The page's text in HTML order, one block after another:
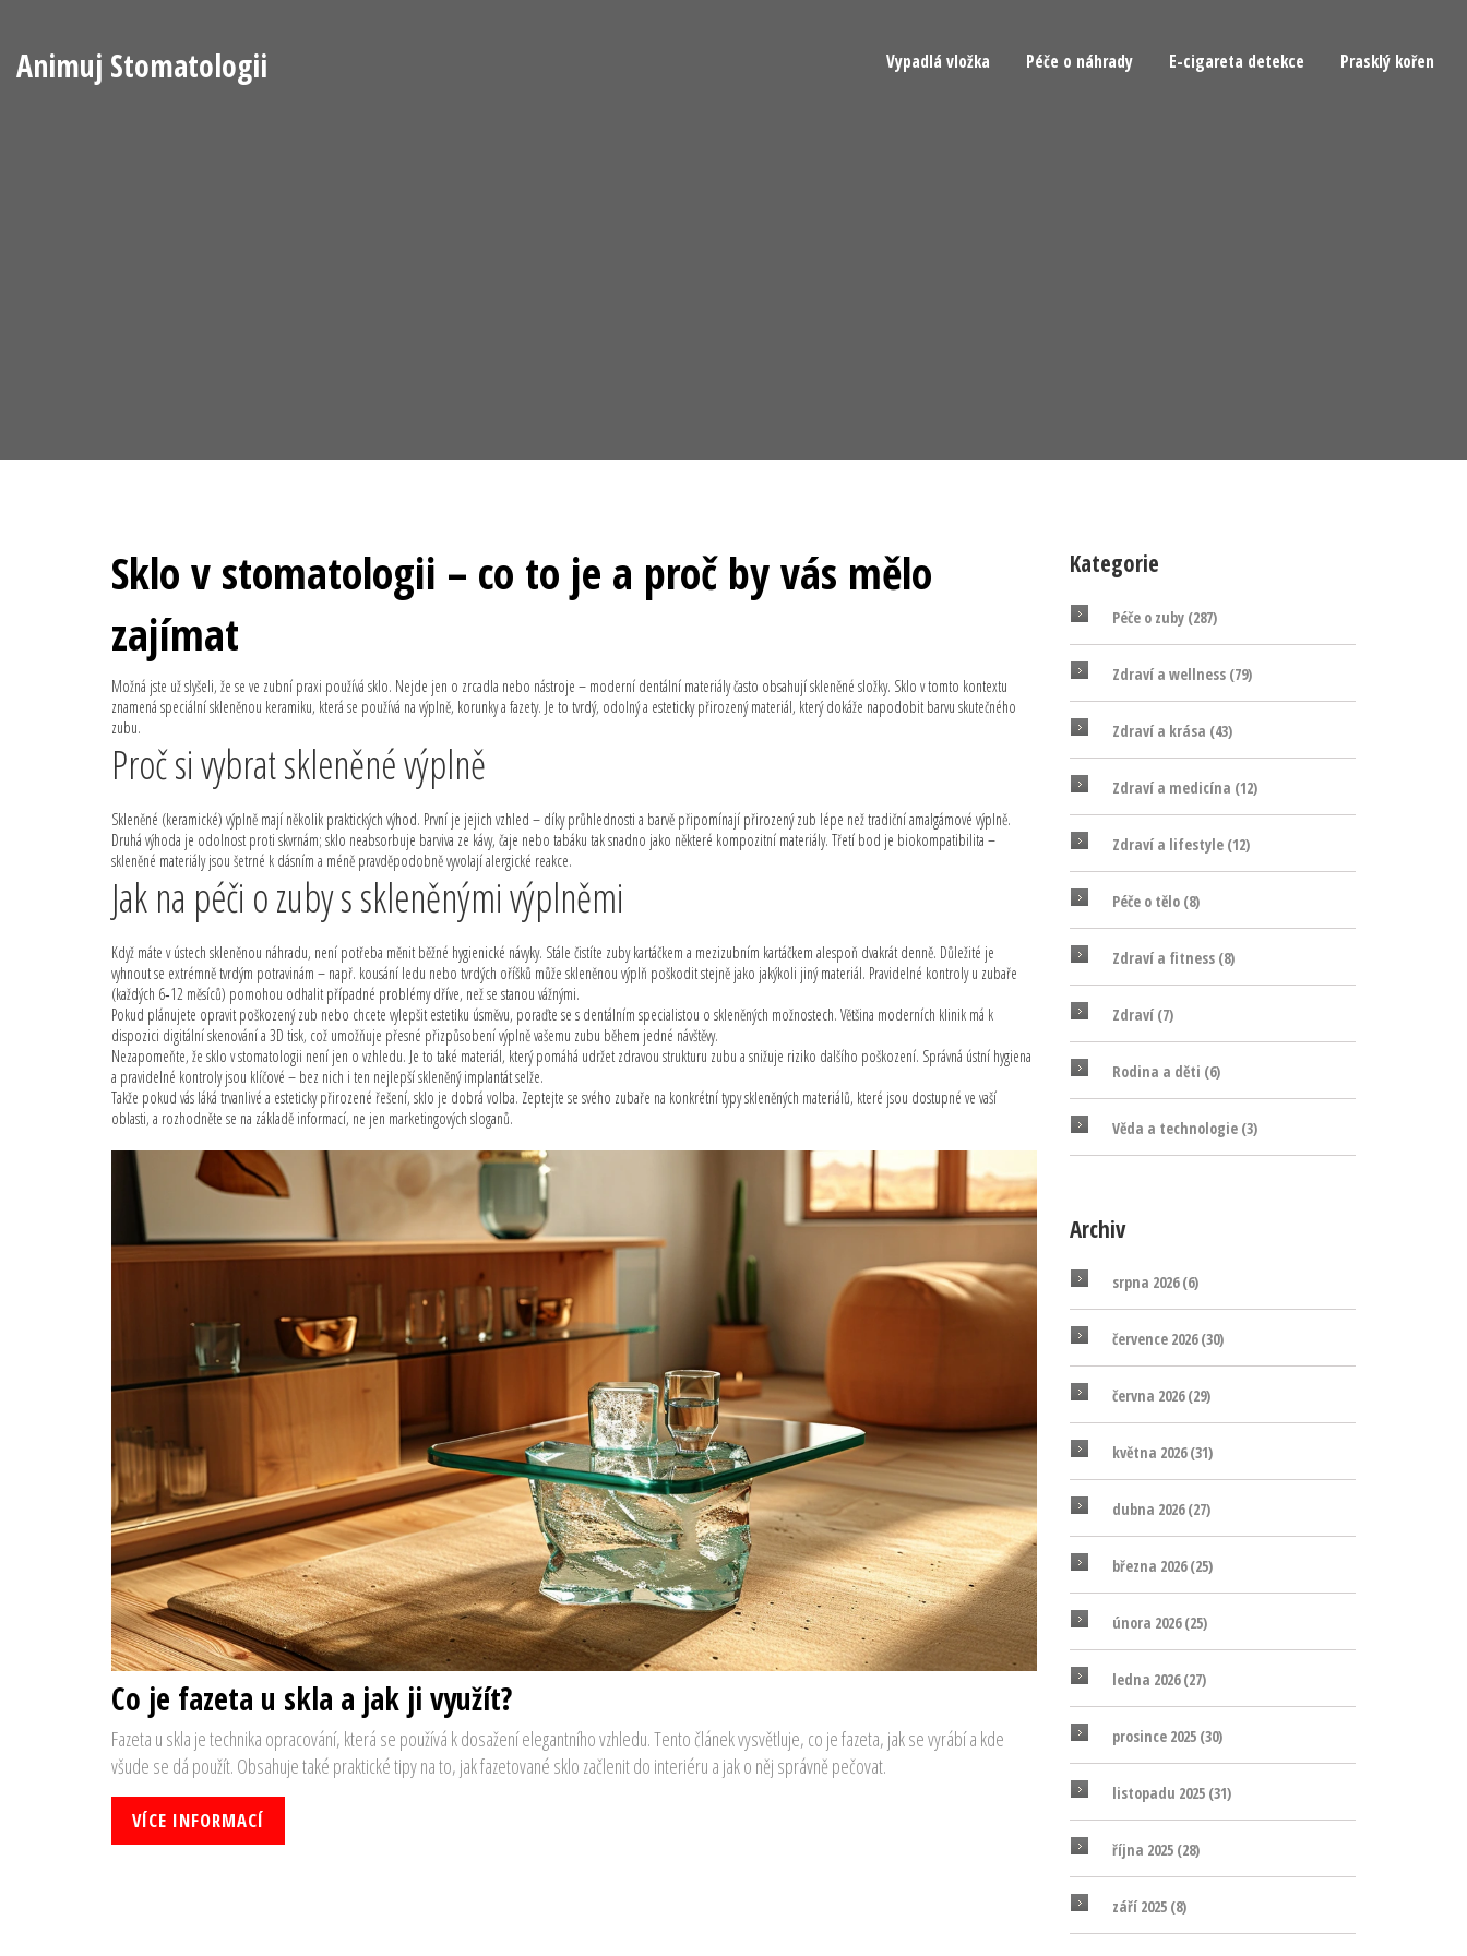
Animuj Stomatologii Vypadlá vložka Péče o náhrady E-cigareta detekce Prasklý kořen
Sklo v stomatologii – co to je a proč by vás mělo
zajímat
Možná jste už slyšeli, že se ve zubní praxi používá sklo. Nejde jen o zrcadla nebo nástroje – moderní dentální materiály často obsahují skleněné složky. Sklo v tomto kontextu
znamená speciální skleněnou keramiku, která se používá na výplně, korunky a fazety. Je to tvrdý, odolný a esteticky přirozený materiál, který dokáže napodobit barvu skutečného
zubu.
Proč si vybrat skleněné výplně
Skleněné (keramické) výplně mají několik praktických výhod. První je jejich vzhled – díky průhlednosti a barvě připomínají přirozený zub lépe než tradiční amalgámové výplně.
Druhá výhoda je odolnost proti skvrnám; sklo neabsorbuje barviva ze kávy, čaje nebo tabáku tak snadno jako některé kompozitní materiály. Třetí bod je biokompatibilita –
skleněné materiály jsou šetrné k dásním a méně pravděpodobně vyvolají alergické reakce.
Jak na péči o zuby s skleněnými výplněmi
Když máte v ústech skleněnou náhradu, není potřeba měnit běžné hygienické návyky. Stále čistíte zuby kartáčkem a mezizubním kartáčkem alespoň dvakrát denně. Důležité je
vyhnout se extrémně tvrdým potravinám – např. kousání ledu nebo tvrdých oříšků může skleněnou výplň poškodit stejně jako jakýkoli jiný materiál. Pravidelné kontroly u zubaře
(každých 6‑12 měsíců) pomohou odhalit případné problémy dříve, než se stanou vážnými.
Pokud plánujete opravit poškozený zub nebo chcete vylepšit estetiku úsměvu, poraďte se s dentálním specialistou o skleněných možnostech. Většina moderních klinik má k
dispozici digitální skenování a 3D tisk, což umožňuje přesné přizpůsobení výplně vašemu zubu během jedné návštěvy.
Nezapomeňte, že sklo v stomatologii není jen o vzhledu. Je to také materiál, který pomáhá udržet zdravou strukturu zubu a snižuje riziko dalšího poškození. Správná ústní hygiena
a pravidelné kontroly jsou klíčové – bez nich i ten nejlepší skleněný implantát selže.
Takže pokud vás láká trvanlivé a esteticky přirozené řešení, sklo je dobrá volba. Zeptejte se svého zubaře na konkrétní typy skleněných materiálů, které jsou dostupné ve vaší
oblasti, a rozhodněte se na základě informací, ne jen marketingových sloganů.
Co je fazeta u skla a jak ji využít?
Fazeta u skla je technika opracování, která se používá k dosažení elegantního vzhledu. Tento článek vysvětluje, co je fazeta, jak se vyrábí a kde
všude se dá použít. Obsahuje také praktické tipy na to, jak fazetované sklo začlenit do interiéru a jak o něj správně pečovat.
VÍCE INFORMACÍ
Kategorie
Péče o zuby (287)
Zdraví a wellness (79)
Zdraví a krása (43)
Zdraví a medicína (12)
Zdraví a lifestyle (12)
Péče o tělo (8)
Zdraví a fitness (8)
Zdraví (7)
Rodina a děti (6)
Věda a technologie (3)
Archiv
srpna 2026(6)
července 2026(30)
června 2026(29)
května 2026(31)
dubna 2026(27)
března 2026(25)
února 2026(25)
ledna 2026(27)
prosince 2025 (30)
listopadu 2025 (31)
října 2025 (28)
září 2025 (8)